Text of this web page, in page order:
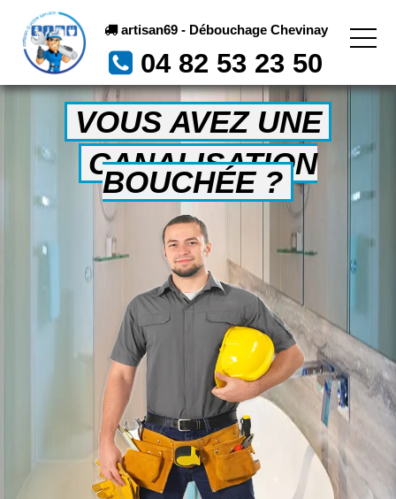
artisan69 - Débouchage Chevinay
04 82 53 23 50
VOUS AVEZ UNE
CANALISATION
BOUCHÉE ?